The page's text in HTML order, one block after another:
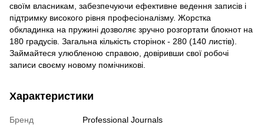
своїм власникам, забезпечуючи ефективне ведення записів і
підтримку високого рівня професіоналізму. Жорстка
обкладинка на пружині дозволяє зручно розгортати блокнот на
180 градусів. Загальна кількість сторінок - 280 (140 листів).
Займайтеся улюбленою справою, довіривши свої робочі
записи своєму новому помічникові.
Характеристики
Бренд
Professional Journals